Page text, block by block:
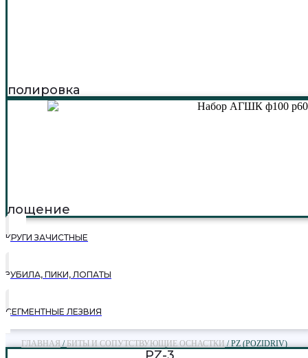
полировка
лощение
КРУГИ ЗАЧИСТНЫЕ
ЗУБИЛА, ПИКИ, ЛОПАТЫ
СЕГМЕНТНЫЕ ЛЕЗВИЯ
ГЛАВНАЯ/БИТЫ И СОПУТСТВУЮЩИЕ ОСНАСТКИ/ PZ (POZIDRIV)